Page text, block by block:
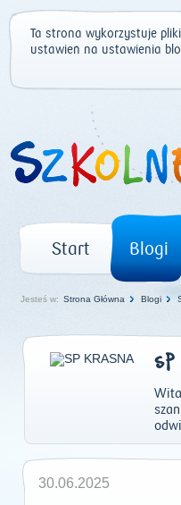
Ta strona wykorzystuje
ustawień na ustawienia
Start Blogi
Jesteś w: Strona Główna Blogi
SP
30.06.2025